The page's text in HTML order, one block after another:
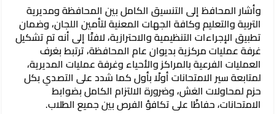
وأشار المحافظ إلى التنسيق الكامل بين المحافظة ومديرية
التربية والتعليم وكافة الجهات المعنية لتأمين اللجان، وضمان
تطبيق الإجراءات التنظيمية والاحترازية، لافتًا إلى أنه تم تشكيل
غرفة عمليات مركزية بديوان عام المحافظة، ترتبط بغرف
العمليات الفرعية بالمراكز والأحياء وغرفة عمليات المديرية،
لمتابعة سير الامتحانات أولًا بأول كما شدد على التصدي بكل
حزم لمحاولات الغش، وضرورة الالتزام الكامل بضوابط
الامتحانات، حفاظًا على تكافؤ الفرص بين جميع الطلاب.